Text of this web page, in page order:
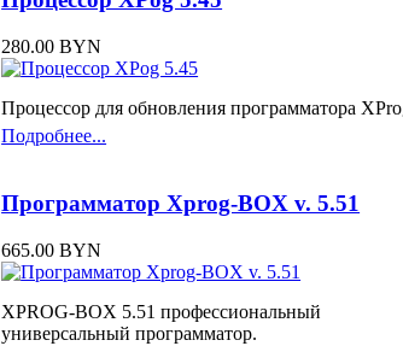
280.00 BYN
Процессор для обновления программатора
Подробнее...
Программатор Xprog-BOX v. 5.51
665.00 BYN
XPROG-BOX 5.51 профессиональный
универсальный программатор.